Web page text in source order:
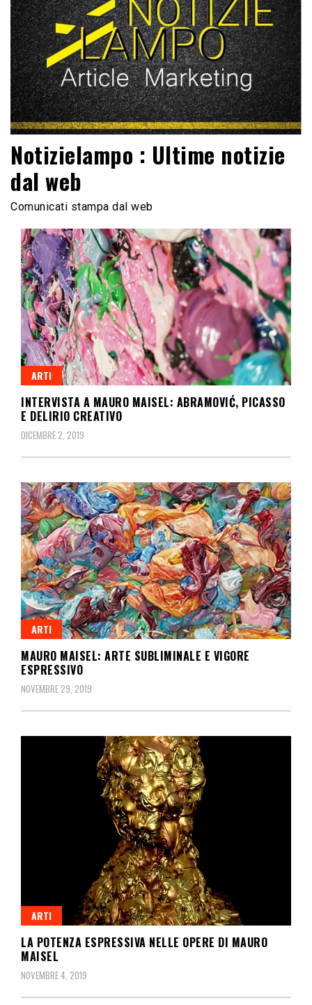
Notizielampo : Ultime notizie
dal web
Comunicati stampa dal web
ARTI
INTERVISTA A MAURO MAISEL: ABRAMOVIĆ, PICASSO
E DELIRIO CREATIVO
DICEMBRE 2, 2019
ARTI
MAURO MAISEL: ARTE SUBLIMINALE E VIGORE
ESPRESSIVO
NOVEMBRE 29, 2019
ARTI
LA POTENZA ESPRESSIVA NELLE OPERE DI MAURO
MAISEL
NOVEMBRE 4, 2019